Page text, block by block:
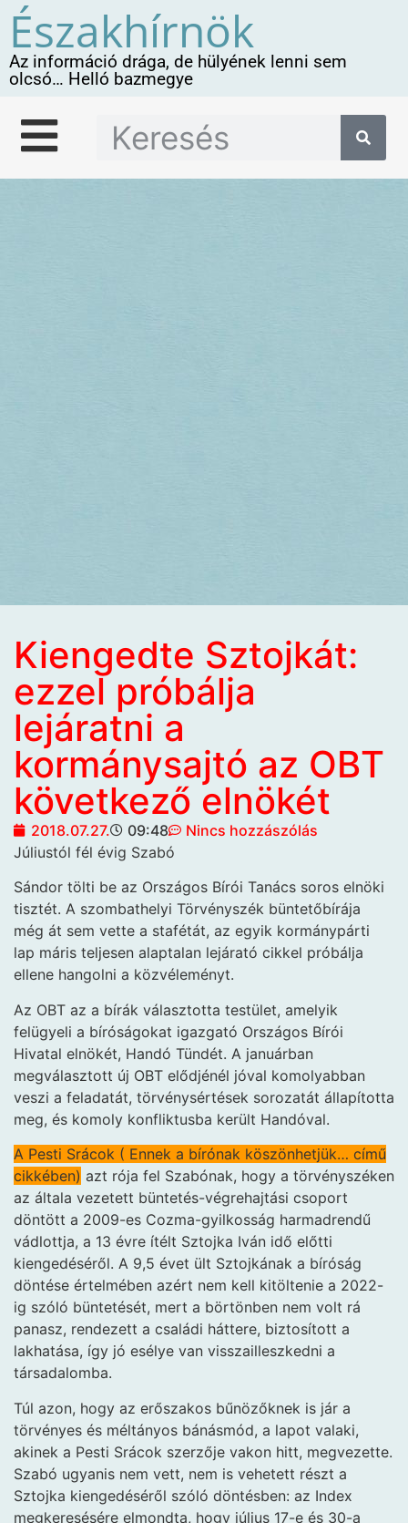
Északhírnök
Az információ drága, de hülyének lenni sem
olcsó… Helló bazmegye
Kiengedte Sztojkát:
ezzel próbálja
lejáratni a
kormánysajtó az OBT
következő elnökét
2018.07.27. 09:48
Nincs hozzászólás
Júliustól fél évig Szabó
Sándor tölti be az Országos Bírói Tanács soros elnöki
tisztét. A szombathelyi Törvényszék büntetőbírája
még át sem vette a stafétát, az egyik kormánypárti
lap máris teljesen alaptalan lejárató cikkel próbálja
ellene hangolni a közvéleményt.
Az OBT az a bírák választotta testület, amelyik
felügyeli a bíróságokat igazgató Országos Bírói
Hivatal elnökét, Handó Tündét. A januárban
megválasztott új OBT elődjénél jóval komolyabban
veszi a feladatát, törvénysértések sorozatát állapította
meg, és komoly konfliktusba került Handóval.
A Pesti Srácok ( Ennek a bírónak köszönhetjük… című
cikkében) azt rója fel Szabónak, hogy a törvényszéken
az általa vezetett büntetés-végrehajtási csoport
döntött a 2009-es Cozma-gyilkosság harmadrendű
vádlottja, a 13 évre ítélt Sztojka Iván idő előtti
kiengedéséről. A 9,5 évet ült Sztojkának a bíróság
döntése értelmében azért nem kell kitöltenie a 2022-
ig szóló büntetését, mert a börtönben nem volt rá
panasz, rendezett a családi háttere, biztosított a
lakhatása, így jó esélye van visszailleszkedni a
társadalomba.
Túl azon, hogy az erőszakos bűnözőknek is jár a
törvényes és méltányos bánásmód, a lapot valaki,
akinek a Pesti Srácok szerzője vakon hitt, megvezette.
Szabó ugyanis nem vett, nem is vehetett részt a
Sztojka kiengedéséről szóló döntésben: az Index
megkeresésére elmondta, hogy július 17-e és 30-a